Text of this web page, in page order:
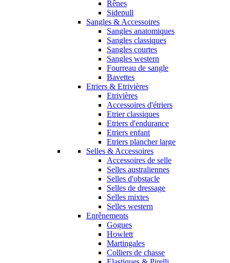
Rênes
Sidepull
Sangles & Accessoires
Sangles anatomiques
Sangles classiques
Sangles courtes
Sangles western
Fourreau de sangle
Bavettes
Etriers & Etrivières
Etrivières
Accessoires d'étriers
Etrier classiques
Etriers d'endurance
Etriers enfant
Etriers plancher large
Selles & Accessoires
Accessoires de selle
Selles australiennes
Selles d'obstacle
Selles de dressage
Selles mixtes
Selles western
Enrênements
Gogues
Howlett
Martingales
Colliers de chasse